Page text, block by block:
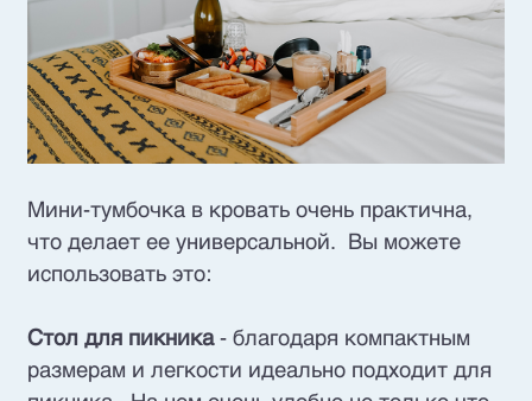
Мини-тумбочка в кровать очень практична,
что делает ее универсальной. Вы можете
использовать это:
Стол для пикника- благодаря компактным
размерам и легкости идеально подходит для